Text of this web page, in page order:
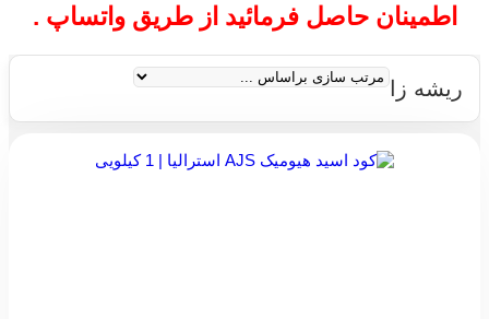
اطمینان حاصل فرمائید از طریق واتساپ .
ریشه زا